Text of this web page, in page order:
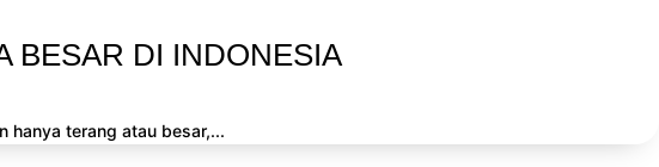
BESAR DI INDONESIA
hanya terang atau besar,...